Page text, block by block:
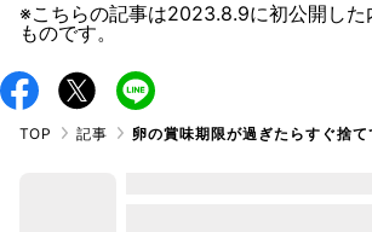
※こちらの記事は2023.8.9に初公開し
ものです。
TOP 記事 卵の賞味期限が過ぎたらすぐ捨